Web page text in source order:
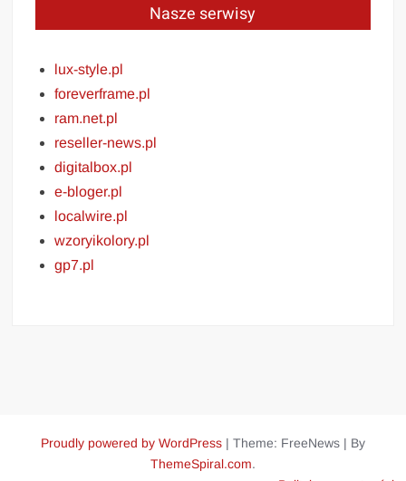
Nasze serwisy
lux-style.pl
foreverframe.pl
ram.net.pl
reseller-news.pl
digitalbox.pl
e-bloger.pl
localwire.pl
wzoryikolory.pl
gp7.pl
Proudly powered by WordPress | Theme: FreeNews | By
ThemeSpiral.com.